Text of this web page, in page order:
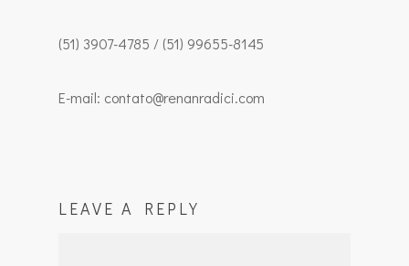
(51) 3907-4785 / (51) 99655-8145
E-mail: contato@renanradici.com
LEAVE A REPLY